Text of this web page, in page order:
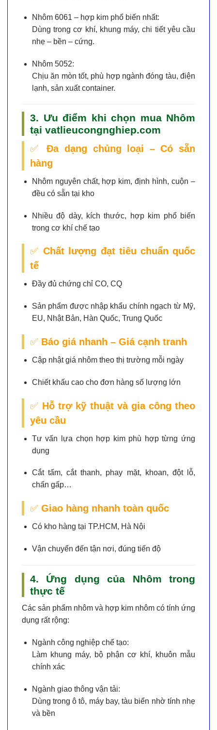
Nhôm 6061 – hợp kim phổ biến nhất:
Dùng trong cơ khí, khung máy, chi tiết yêu cầu
nhẹ – bền – cứng.
Nhôm 5052:
Chịu ăn mòn tốt, phù hợp ngành đóng tàu, điện
lạnh, sản xuất container.
3. Ưu điểm khi chọn mua Nhôm
tại vatlieucongnghiep.com
✅Đa dạng chủng loại – Có sẵn
hàng
Nhôm nguyên chất, hợp kim, định hình, cuộn –
đều có sẵn tại kho
Nhiều độ dày, kích thước, hợp kim phổ biến
trong cơ khí chế tạo
✅Chất lượng đạt tiêu chuẩn quốc
tế
Đầy đủ chứng chỉ CO, CQ
Sản phẩm được nhập khẩu chính ngạch từ Mỹ,
EU, Nhật Bản, Hàn Quốc, Trung Quốc
✅ Báo giá nhanh – Giá cạnh tranh
Cập nhật giá nhôm theo thị trường mỗi ngày
Chiết khấu cao cho đơn hàng số lượng lớn
✅ Hỗ trợ kỹ thuật và gia công theo
yêu cầu
Tư vấn lựa chọn hợp kim phù hợp từng ứng
dụng
Cắt tấm, cắt thanh, phay mặt, khoan, đột lỗ,
chấn gấp…
✅ Giao hàng nhanh toàn quốc
Có kho hàng tại TP.HCM, Hà Nội
Vận chuyển đến tận nơi, đúng tiến độ
4. Ứng dụng của Nhôm trong
thực tế
Các sản phẩm nhôm và hợp kim nhôm có tính ứng
dụng rất rộng:
Ngành công nghiệp chế tạo:
Làm khung máy, bộ phận cơ khí, khuôn mẫu
chính xác
Ngành giao thông vận tải:
Dùng trong ô tô, máy bay, tàu biển nhờ tính nhẹ
và bền